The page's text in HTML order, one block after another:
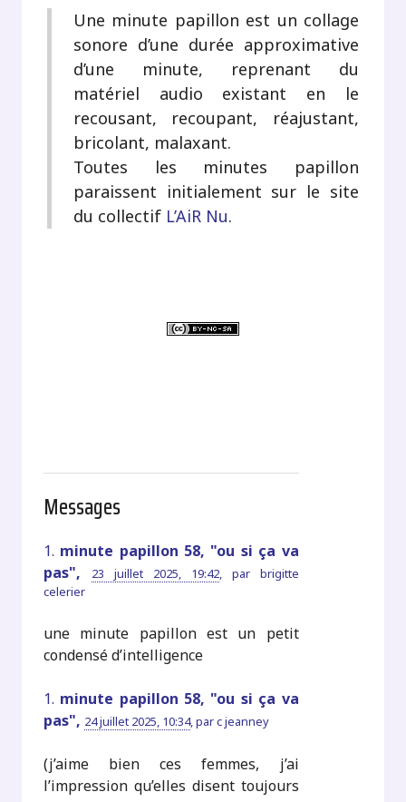
Une minute papillon est un collage
sonore d’une durée approximative
d’une minute, reprenant du
matériel audio existant en le
recousant, recoupant, réajustant,
bricolant, malaxant.
Toutes les minutes papillon
paraissent initialement sur le site
du collectif L’AiR Nu.
Messages
1. minute papillon 58, "ou si ça va
pas",
23 juillet 2025, 19:42, par brigitte
celerier
une minute papillon est un petit
condensé d’intelligence
1. minute papillon 58, "ou si ça va
pas", 24 juillet 2025, 10:34,parc jeanney
(j’aime bien ces femmes, j’ai
l’impression qu’elles disent toujours